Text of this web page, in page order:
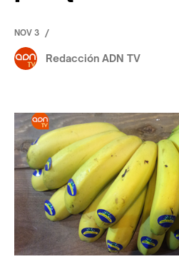
NOV 3 /
Redacción ADN TV